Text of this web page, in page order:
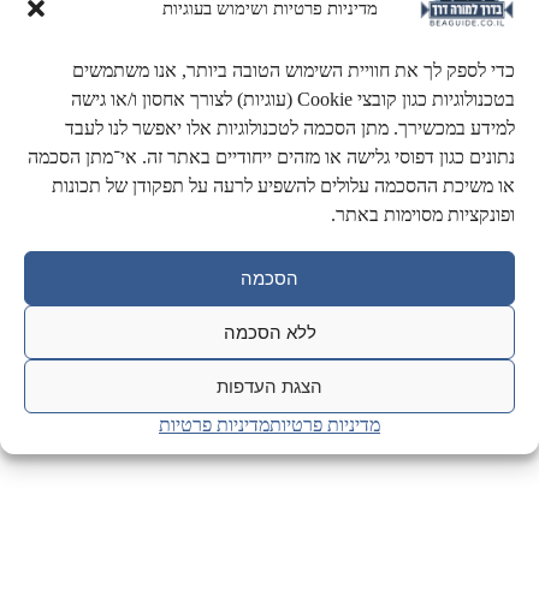
מדיניות פרטיות ושימוש בעוגיות
כדי לספק לך את חוויית השימוש הטובה ביותר, אנו משתמשים
בטכנולוגיות כגון קובצי Cookie (עוגיות) לצורך אחסון ו/או גישה
למידע במכשירך. מתן הסכמה לטכנולוגיות אלו יאפשר לנו לעבד
נתונים כגון דפוסי גלישה או מזהים ייחודיים באתר זה. אי־מתן הסכמה
או משיכת ההסכמה עלולים להשפיע לרעה על תפקודן של תכונות
ופונקציות מסוימות באתר.
הסכמה
ללא הסכמה
הצגת העדפות
מדיניות פרטיותמדיניות פרטיות
שאלות ממבחנים בע"פ
אוסף שאלות ותשובות שנשאלו ע"י בוחנים בזמן המבחן בשטח.